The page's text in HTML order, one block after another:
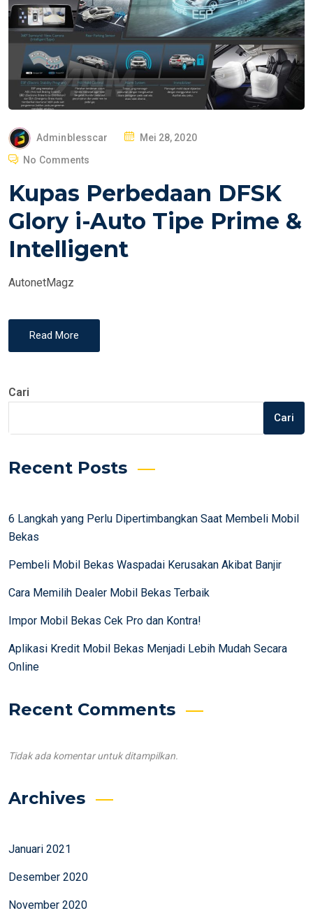
Adminblesscar
P
T
D
Mei 28, 2020
No Comments
Kupas Perbedaan DFSK
Glory i-Auto Tipe Prime &
Intelligent
AutonetMagz
Read More
Cari
Cari
Recent Posts
6 Langkah yang Perlu Dipertimbangkan Saat Membeli Mobil
Bekas
Pembeli Mobil Bekas Waspadai Kerusakan Akibat Banjir
Cara Memilih Dealer Mobil Bekas Terbaik
Impor Mobil Bekas Cek Pro dan Kontra!
Aplikasi Kredit Mobil Bekas Menjadi Lebih Mudah Secara
Online
Recent Comments
Tidak ada komentar untuk ditampilkan.
Archives
Januari 2021
Desember 2020
November 2020